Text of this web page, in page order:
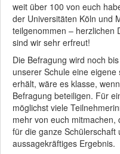
weit über 100 von euch
der Universitäten Köln und
teilgenommen – herzlichen
sind wir sehr erfreut!
Die Befragung wird noch
unserer Schule eine
erhält, wäre es klasse,
Befragung beteiligen. Für
möglichst viele
mehr von euch
für die ganze Schülerschaft
aussagekräftiges Ergebnis.